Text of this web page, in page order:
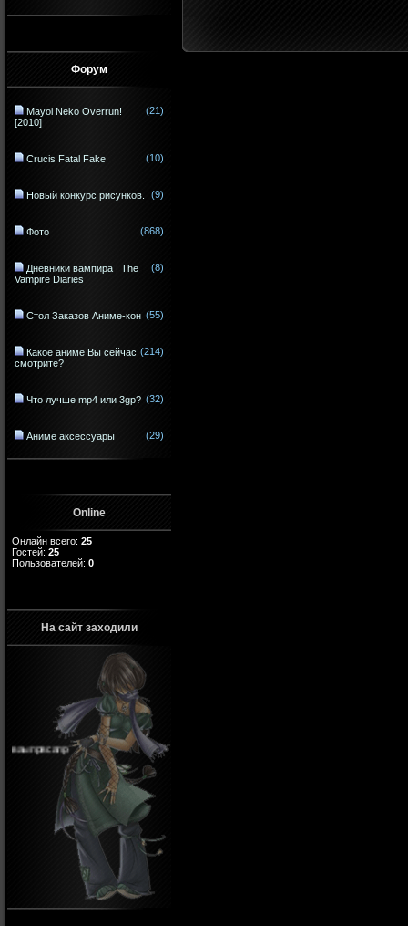
Форум
Mayoi Neko Overrun!
[2010]
(21)
Crucis Fatal Fake (10)
Новый конкурс рисунков. (9)
Фото (868)
Дневники вампира | The
Vampire Diaries
(8)
Стол Заказов Аниме-кон (55)
Какое аниме Вы сейчас
смотрите?
(214)
Что лучше mp4 или 3gp? (32)
Аниме аксессуары (29)
Online
Онлайн всего: 25
Гостей: 25
Пользователей: 0
На сайт заходили
ваыпрвсапр